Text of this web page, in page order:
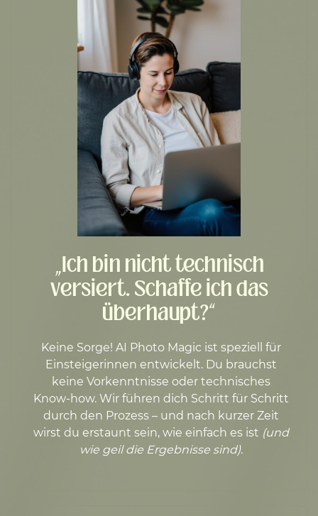
„Ich bin nicht technisch
versiert. Schaffe ich das
überhaupt?“
Keine Sorge! AI Photo Magic ist speziell für
Einsteigerinnen entwickelt. Du brauchst
keine Vorkenntnisse oder technisches
Know-how. Wir führen dich Schritt für Schritt
durch den Prozess – und nach kurzer Zeit
wirst du erstaunt sein, wie einfach es ist (und
wie geil die Ergebnisse sind).